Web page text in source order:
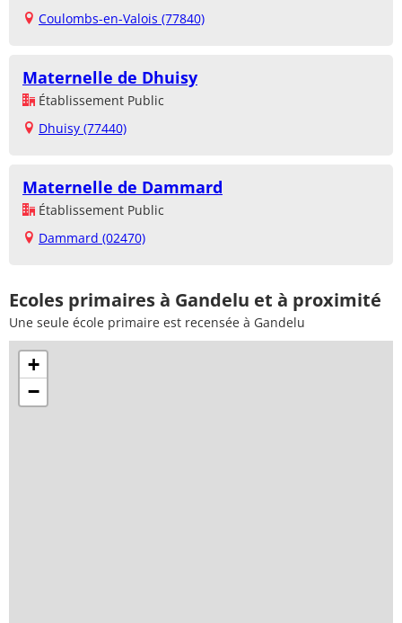
Coulombs-en-Valois (77840)
Maternelle de Dhuisy
Établissement Public
Dhuisy (77440)
Maternelle de Dammard
Établissement Public
Dammard (02470)
Ecoles primaires à Gandelu et à proximité
Une seule école primaire est recensée à Gandelu
+
−